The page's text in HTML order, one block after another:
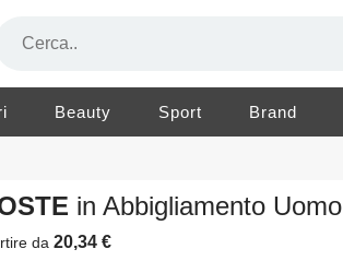
Beauty Sport Brand
in Abbigliamento Uomo
da20,34 €